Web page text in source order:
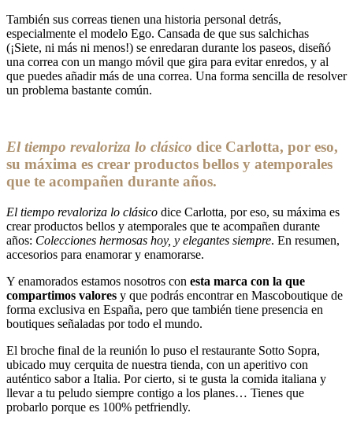
También sus correas tienen una historia personal detrás,
especialmente el modelo Ego. Cansada de que sus salchichas
(¡Siete, ni más ni menos!) se enredaran durante los paseos, diseñó
una correa con un mango móvil que gira para evitar enredos, y al
que puedes añadir más de una correa. Una forma sencilla de resolver
un problema bastante común.
El tiempo revaloriza lo clásico dice Carlotta, por eso,
su máxima es crear productos bellos y atemporales
que te acompañen durante años.
El tiempo revaloriza lo clásico dice Carlotta, por eso, su máxima es
crear productos bellos y atemporales que te acompañen durante
años: Colecciones hermosas hoy, y elegantes siempre. En resumen,
accesorios para enamorar y enamorarse.
Y enamorados estamos nosotros con esta marca con la que
compartimos valores y que podrás encontrar en Mascoboutique de
forma exclusiva en España, pero que también tiene presencia en
boutiques señaladas por todo el mundo.
El broche final de la reunión lo puso el restaurante Sotto Sopra,
ubicado muy cerquita de nuestra tienda, con un aperitivo con
auténtico sabor a Italia. Por cierto, si te gusta la comida italiana y
llevar a tu peludo siempre contigo a los planes… Tienes que
probarlo porque es 100% petfriendly.